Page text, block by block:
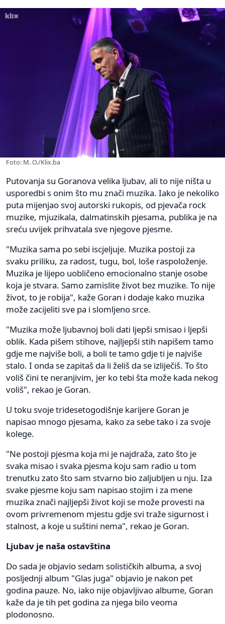
Foto: M. O./Klix.ba
Putovanja su Goranova velika ljubav, ali to nije ništa u
usporedbi s onim što mu znači muzika. Iako je nekoliko
puta mijenjao svoj autorski rukopis, od pjevača rock
muzike, mjuzikala, dalmatinskih pjesama, publika je na
sreću uvijek prihvatala sve njegove pjesme.
"Muzika sama po sebi iscjeljuje. Muzika postoji za
svaku priliku, za radost, tugu, bol, loše raspoloženje.
Muzika je lijepo uobličeno emocionalno stanje osobe
koja je stvara. Samo zamislite život bez muzike. To nije
život, to je robija", kaže Goran i dodaje kako muzika
može zacijeliti sve pa i slomljeno srce.
"Muzika može ljubavnoj boli dati ljepši smisao i ljepši
oblik. Kada pišem stihove, najljepši stih napišem tamo
gdje me najviše boli, a boli te tamo gdje ti je najviše
stalo. I onda se zapitaš da li želiš da se izliječiš. To što
voliš čini te neranjivim, jer ko tebi šta može kada nekog
voliš", rekao je Goran.
U toku svoje tridesetogodišnje karijere Goran je
napisao mnogo pjesama, kako za sebe tako i za svoje
kolege.
"Ne postoji pjesma koja mi je najdraža, zato što je
svaka misao i svaka pjesma koju sam radio u tom
trenutku zato što sam stvarno bio zaljubljen u nju. Iza
svake pjesme koju sam napisao stojim i za mene
muzika znači najljepši život koji se može provesti na
ovom privremenom mjestu gdje svi traže sigurnost i
stalnost, a koje u suštini nema", rekao je Goran.
Ljubav je naša ostavština
Do sada je objavio sedam solističkih albuma, a svoj
posljednji album "Glas juga" objavio je nakon pet
godina pauze. No, iako nije objavljivao albume, Goran
kaže da je tih pet godina za njega bilo veoma
plodonosno.